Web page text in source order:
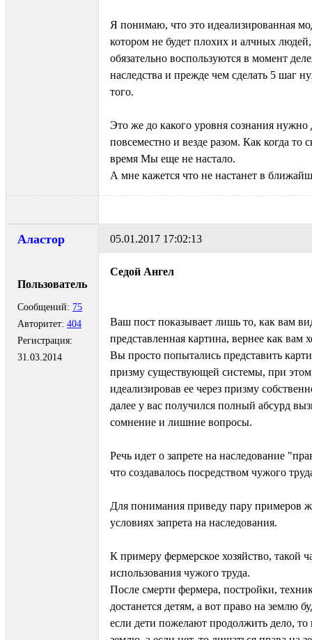
Я понимаю, что это идеализированная
котором не будет плохих и алчных
обязательно воспользуются в момент
наследства и прежде чем сделать 5 шаг
того.
Это же до какого уровня сознания нужно
повсеместно и везде разом. Как когда то
время Мы еще не настало.
А мне кажется что не настанет в
Аластор
Пользователь
Сообщений: 75
Авторитет: 404
Регистрация:
31.03.2014
05.01.2017 17:02:13
Седой Ангел
Ваш пост показывает лишь то, как вам
представленная картина, вернее как вам
Вы просто попытались представить
призму существующей системы, при
идеализировав ее через призму
далее у вас получился полный абсурд
сомнение и лишние вопросы.
Речь идет о запрете на наследование
что создавалось посредством чужого
Для понимания приведу пару примеров
условиях запрета на наследования.
К примеру фермерское хозяйство, такой
использования чужого труда.
После смерти фермера, постройки,
достанется детям, а вот право на землю
если дети пожелают продолжить дело, то